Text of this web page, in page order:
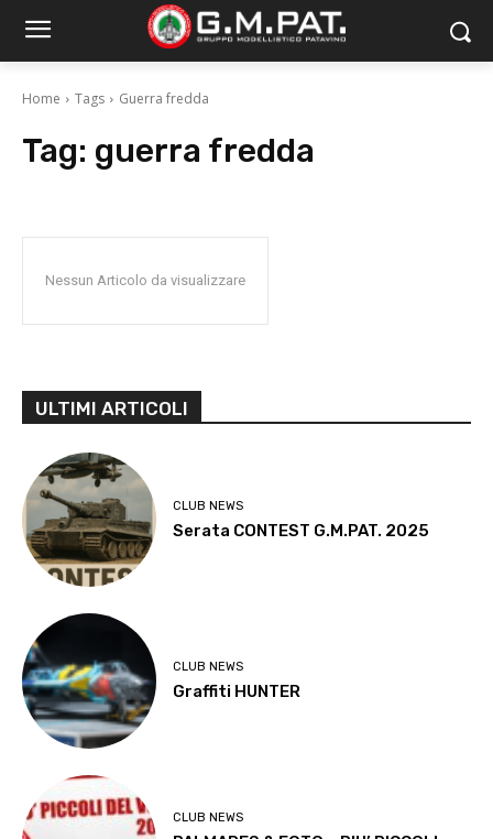
Home Tags Guerra fredda
Tag: guerra fredda
Nessun Articolo da visualizzare
ULTIMI ARTICOLI
CLUB NEWS
Serata CONTEST G.M.PAT. 2025
CLUB NEWS
Graffiti HUNTER
CLUB NEWS